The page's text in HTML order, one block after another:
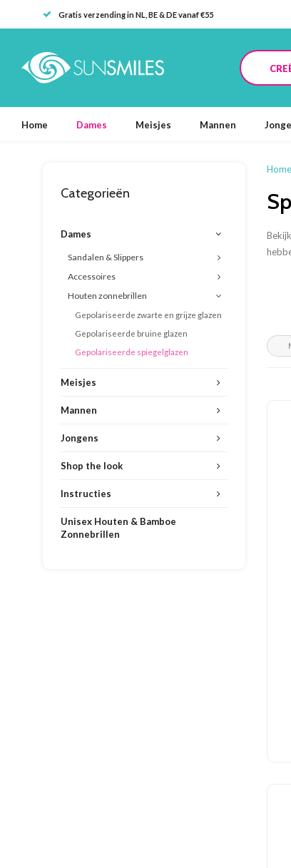
Gratis verzending in NL, BE & DE vanaf €55
Home Dames Meisjes Mannen
Categorieën
Dames
Sandalen & Slippers
Accessoires
Houten zonnebrillen
Gepolariseerde zwarte en grijze glazen
Gepolariseerde bruine glazen
Gepolariseerde spiegelglazen
Meisjes
Mannen
Jongens
Shop the look
Instructies
Unisex Houten & Bamboe
Zonnebrillen
Home